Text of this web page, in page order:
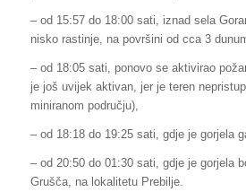
– od 15:57 do 18:00 sati, iznad sela
nisko rastinje, na površini od cca 3
– od 18:05 sati, ponovo se aktivirao
je još uvijek aktivan, jer je teren
miniranom području),
– od 18:18 do 19:25 sati, gdje je gorjela
– od 20:50 do 01:30 sati, gdje je gorjela
Grušča, na lokalitetu Prebilje.